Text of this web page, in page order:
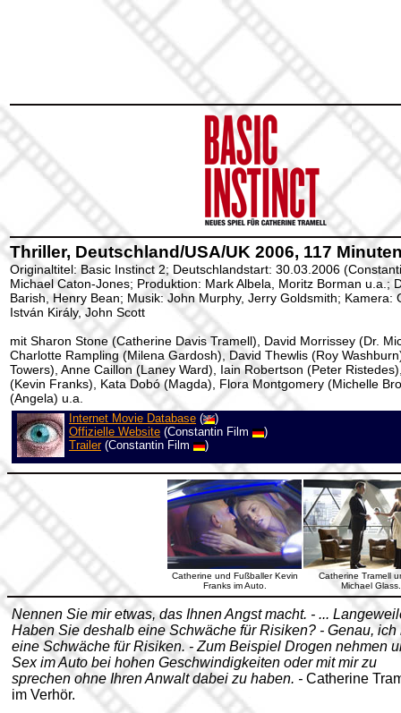
Thriller, Deutschland/USA/UK 2006, 117
Originaltitel: Basic Instinct 2; Deutschlandstart: 30.03.2006
Michael Caton-Jones; Produktion: Mark Albela, Moritz Borman u.a.;
Barish, Henry Bean; Musik: John Murphy, Jerry Goldsmith; Kamera:
István Király, John Scott
mit Sharon Stone (Catherine Davis Tramell), David Morrissey (Dr.
Charlotte Rampling (Milena Gardosh), David Thewlis (Roy
Towers), Anne Caillon (Laney Ward), Iain Robertson (Peter
(Kevin Franks), Kata Dobó (Magda), Flora Montgomery (Michelle
(Angela) u.a.
Internet Movie Database (
)
Offizielle Website (Constantin Film
)
Trailer(Constantin Film )
Catherine und Fußballer Kevin
Franks im Auto.
Catherine Tramell
Michael Glass.
Nennen Sie mir etwas, das Ihnen Angst macht. - ...
Haben Sie deshalb eine Schwäche für Risiken? - Genau, ich
eine Schwäche für Risiken. - Zum Beispiel Drogen nehmen
Sex im Auto bei hohen Geschwindigkeiten oder mit mir zu
sprechen ohne Ihren Anwalt dabei zu haben. - Catherine
im Verhör.